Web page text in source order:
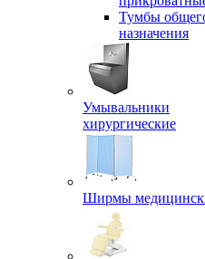
Тумбы
назначения
Умывальники
хирургические
Ширмы